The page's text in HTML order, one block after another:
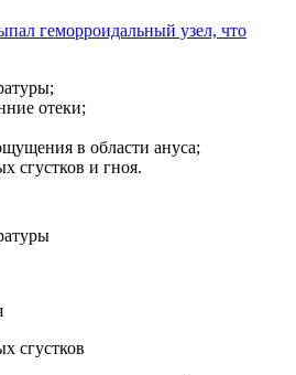
геморроидальный узел, что
отеки;
в области ануса;
сгустков и гноя.
сгустков